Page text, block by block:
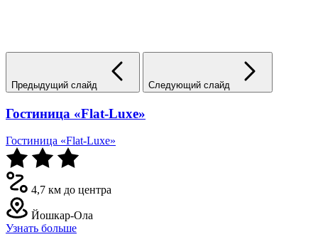
Предыдущий слайд Следующий слайд
Гостиница «Flat-Luxe»
Гостиница «Flat-Luxe»
4,7 км до центра
Йошкар-Ола
Узнать больше